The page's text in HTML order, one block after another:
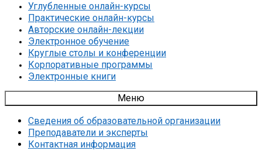
Углубленные онлайн-курсы
Практические онлайн-курсы
Авторские онлайн-лекции
Электронное обучение
Круглые столы и конференции
Корпоративные программы
Электронные книги
Меню
Сведения об образовательной организации
Преподаватели и эксперты
Контактная информация